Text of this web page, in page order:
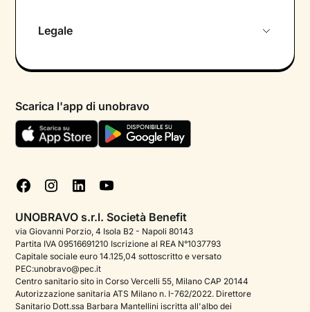
Psicologo in chat
Aiuto urgente
FAQ
Podcast di psicologia
Corporate
Psicologo italiano all'estero
Approfondimenti sulla salute mentale
Legale
Termini e condizioni
Informativa Privacy
Cookie policy
Gestisci cookie
Scarica l'app di unobravo
UNOBRAVO s.r.l. Società Benefit
via Giovanni Porzio, 4 Isola B2 - Napoli 80143
Partita IVA 09516691210 Iscrizione al REA N°1037793
Capitale sociale euro 14.125,04 sottoscritto e versato
PEC:unobravo@pec.it
Centro sanitario sito in Corso Vercelli 55, Milano CAP 20144
Autorizzazione sanitaria ATS Milano n. I-762/2022. Direttore
Sanitario Dott.ssa Barbara Mantellini iscritta all'albo dei